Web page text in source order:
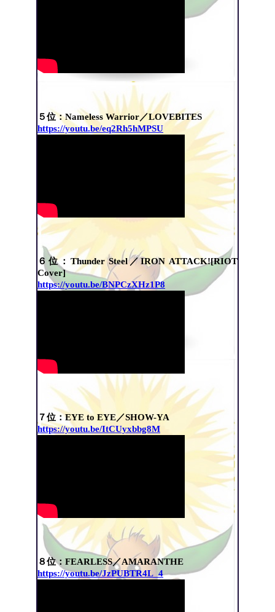
５位：Nameless Warrior／LOVEBITES
https://youtu.be/eq2Rh5hMPSU
６位：Thunder Steel／IRON ATTACK![RIOT
Cover]
https://youtu.be/BNPCzXHz1P8
７位：EYE to EYE／SHOW-YA
https://youtu.be/ItCUyxbbg8M
８位：FEARLESS／AMARANTHE
https://youtu.be/JzPUBTR4L_4